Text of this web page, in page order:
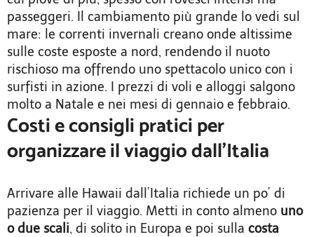
passeggeri. Il cambiamento più grande lo vedi sul
mare: le correnti invernali creano onde altissime
sulle coste esposte a nord, rendendo il nuoto
rischioso ma offrendo uno spettacolo unico con i
surfisti in azione. I prezzi di voli e alloggi salgono
molto a Natale e nei mesi di gennaio e febbraio.
Costi e consigli pratici per
organizzare il viaggio dall’Italia
Arrivare alle Hawaii dall’Italia richiede un po’ di
pazienza per il viaggio. Metti in conto almeno uno
o due scali, di solito in Europa e poi sulla costa